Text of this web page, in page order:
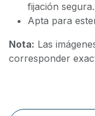
fijación segura.
Apta para
Nota: Las
corresponder